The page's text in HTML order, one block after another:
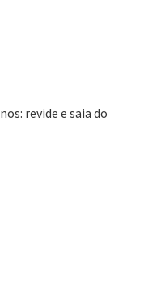
revide e saia do